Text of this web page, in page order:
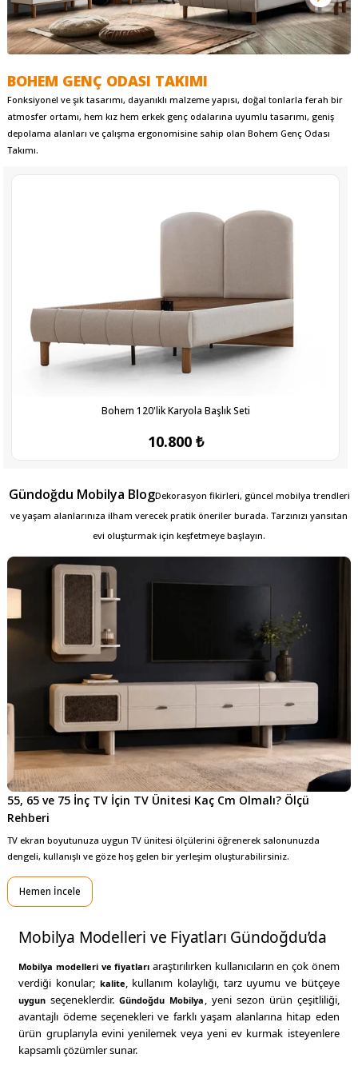
BOHEM GENÇ ODASI TAKIMI
Fonksiyonel ve şık tasarımı, dayanıklı malzeme yapısı, doğal tonlarla ferah bir
atmosfer ortamı, hem kız hem erkek genç odalarına uyumlu tasarımı, geniş
depolama alanları ve çalışma ergonomisine sahip olan Bohem Genç Odası
Takımı.
Bohem 120'lik Karyola Başlık Seti
10.800 ₺
Gündoğdu Mobilya BlogDekorasyon fikirleri, güncel mobilya trendleri
ve yaşam alanlarınıza ilham verecek pratik öneriler burada. Tarzınızı yansıtan
evi oluşturmak için keşfetmeye başlayın.
55, 65 ve 75 İnç TV İçin TV Ünitesi Kaç Cm Olmalı? Ölçü
Rehberi
TV ekran boyutunuza uygun TV ünitesi ölçülerini öğrenerek salonunuzda
dengeli, kullanışlı ve göze hoş gelen bir yerleşim oluşturabilirsiniz.
Hemen İncele
Mobilya Modelleri ve Fiyatları Gündoğdu’da
Mobilya modelleri ve fiyatları araştırılırken kullanıcıların en çok önem
verdiği konular; kalite, kullanım kolaylığı, tarz uyumu ve bütçeye
uygun seçeneklerdir.Gündoğdu Mobilya , yeni sezon ürün çeşitliliği,
avantajlı ödeme seçenekleri ve farklı yaşam alanlarına hitap eden
ürün gruplarıyla evini yenilemek veya yeni ev kurmak isteyenlere
kapsamlı çözümler sunar.